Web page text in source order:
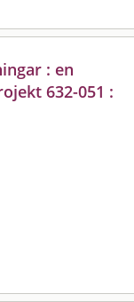
: en
632-051 :